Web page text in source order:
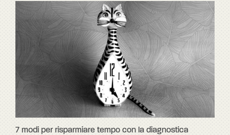
7 modi per risparmiare tempo con la diagnostica